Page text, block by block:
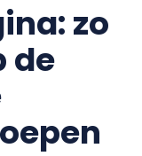
zo
de